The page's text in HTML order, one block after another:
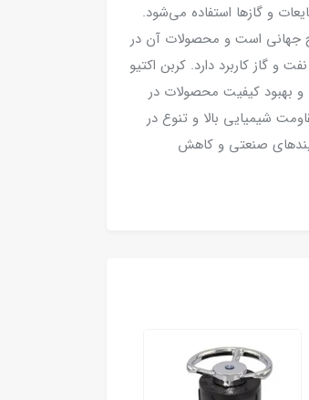
و گازها استفاده می‌شود.
جهانی است و محصولات آن در
و گاز کاربرد دارد. کربن اکتیو
و بهبود کیفیت محصولات در
شیمیایی بالا و تنوع در
صنعتی و کاهش